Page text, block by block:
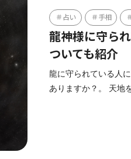
占い 手相
龍神様に守ら
ついても紹介
龍に守られている人
ありますか？。 天地